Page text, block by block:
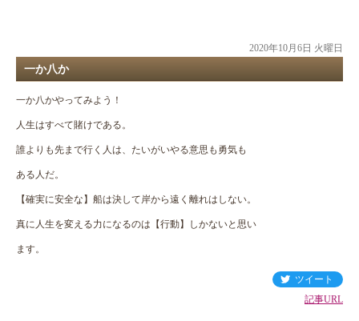
2020年10月6日 火曜日
一か八か
一か八かやってみよう！
人生はすべて賭けである。
誰よりも先まで行く人は、たいがいやる意思も勇気も
ある人だ。
【確実に安全な】船は決して岸から遠く離れはしない。
真に人生を変える力になるのは【行動】しかないと思い
ます。
ツイート
記事URL